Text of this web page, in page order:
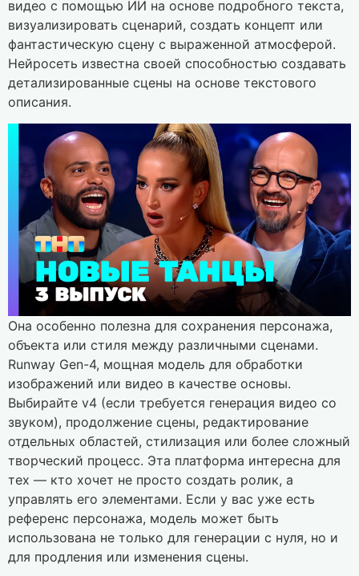
видео с помощью ИИ на основе подробного текста,
визуализировать сценарий, создать концепт или
фантастическую сцену с выраженной атмосферой.
Нейросеть известна своей способностью создавать
детализированные сцены на основе текстового
описания.
Она особенно полезна для сохранения персонажа,
объекта или стиля между различными сценами.
Runway Gen-4, мощная модель для обработки
изображений или видео в качестве основы.
Выбирайте v4 (если требуется генерация видео со
звуком), продолжение сцены, редактирование
отдельных областей, стилизация или более сложный
творческий процесс. Эта платформа интересна для
тех — кто хочет не просто создать ролик, а
управлять его элементами. Если у вас уже есть
референс персонажа, модель может быть
использована не только для генерации с нуля, но и
для продления или изменения сцены.